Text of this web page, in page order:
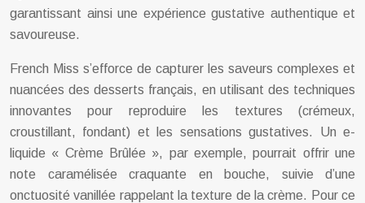
garantissant ainsi une expérience gustative authentique et
savoureuse.
French Miss s’efforce de capturer les saveurs complexes et
nuancées des desserts français, en utilisant des techniques
innovantes pour reproduire les textures (crémeux,
croustillant, fondant) et les sensations gustatives. Un e-
liquide « Crème Brûlée », par exemple, pourrait offrir une
note caramélisée craquante en bouche, suivie d’une
onctuosité vanillée rappelant la texture de la crème. Pour ce